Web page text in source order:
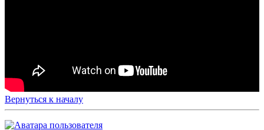
Вернуться к началу